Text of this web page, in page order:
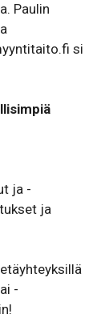
Paulin
si
ja -
ja
-